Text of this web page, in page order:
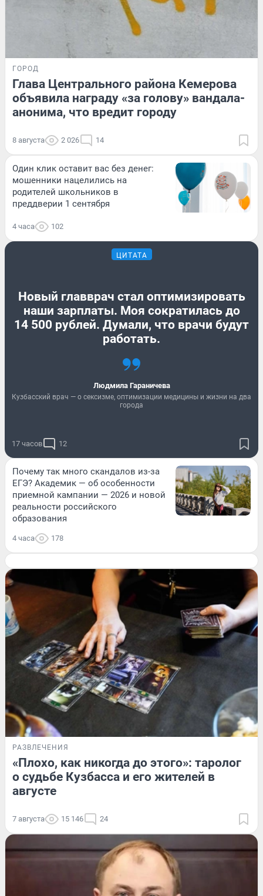
ГОРОД
Глава Центрального района Кемерова
объявила награду «за голову» вандала-
анонима, что вредит городу
8 августа 2 026 14
Один клик оставит вас без денег:
мошенники нацелились на
родителей школьников в
преддверии 1 сентября
4 часа 102
ЦИТАТА
Новый главврач стал оптимизировать
наши зарплаты. Моя сократилась до
14 500 рублей. Думали, что врачи будут
работать.
Людмила Гараничева
Кузбасский врач — о сексизме, оптимизации медицины и жизни на два
города
17 часов 12
Почему так много скандалов из-за
ЕГЭ? Академик — об особенности
приемной кампании — 2026 и новой
реальности российского
образования
4 часа 178
РАЗВЛЕЧЕНИЯ
«Плохо, как никогда до этого»: таролог
о судьбе Кузбасса и его жителей в
августе
7 августа 15 146 24